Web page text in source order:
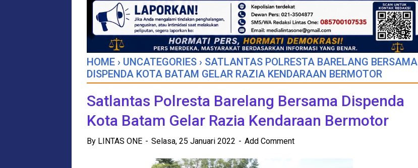
HOME › UNCATEGORIES › SATLANTAS POLRESTA BARELANG BERSAMA
DISPENDA KOTA BATAM GELAR RAZIA KENDARAAN BERMOTOR
Satlantas Polresta Barelang Bersama Dispenda
Kota Batam Gelar Razia Kendaraan Bermotor
By LINTAS ONE Selasa, 25 Januari 2022 Add Comment